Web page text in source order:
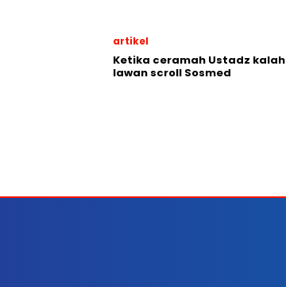
artikel
Ketika ceramah Ustadz kalah
lawan scroll Sosmed